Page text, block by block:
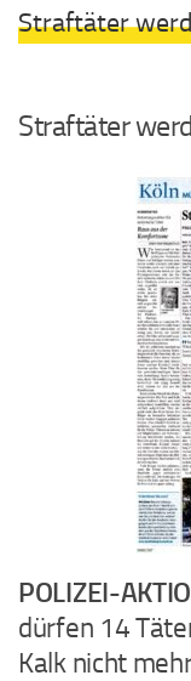
Straftäter
Straftäter
POLIZEI-
dürfen 14
Kalk nicht